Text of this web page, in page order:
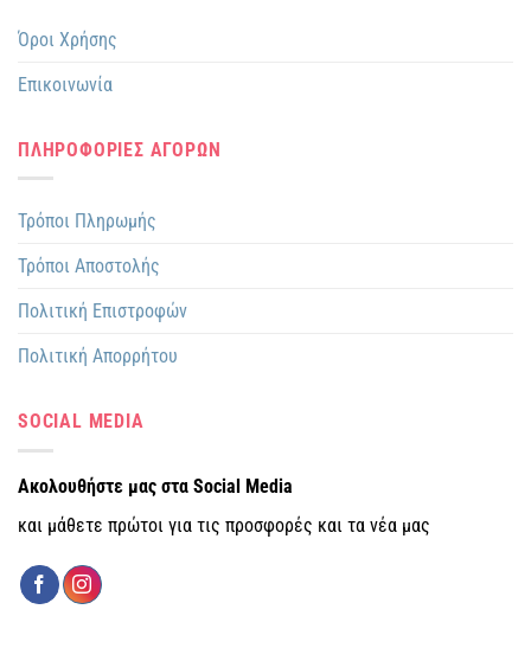
Όροι Χρήσης
Επικοινωνία
ΠΛΗΡΟΦΟΡΙΕΣ ΑΓΟΡΩΝ
Τρόποι Πληρωμής
Τρόποι Αποστολής
Πολιτική Επιστροφών
Πολιτική Απορρήτου
SOCIAL MEDIA
Ακολουθήστε μας στα Social Media
και μάθετε πρώτοι για τις προσφορές και τα νέα μας